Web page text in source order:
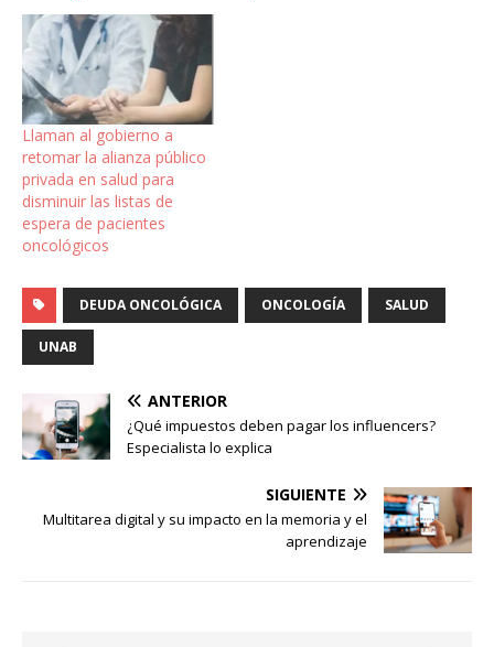
Llaman al gobierno a
retomar la alianza público
privada en salud para
disminuir las listas de
espera de pacientes
oncológicos
DEUDA ONCOLÓGICA ONCOLOGÍA SALUD
UNAB
ANTERIOR
¿Qué impuestos deben pagar los influencers?
Especialista lo explica
SIGUIENTE
Multitarea digital y su impacto en la memoria y el
aprendizaje